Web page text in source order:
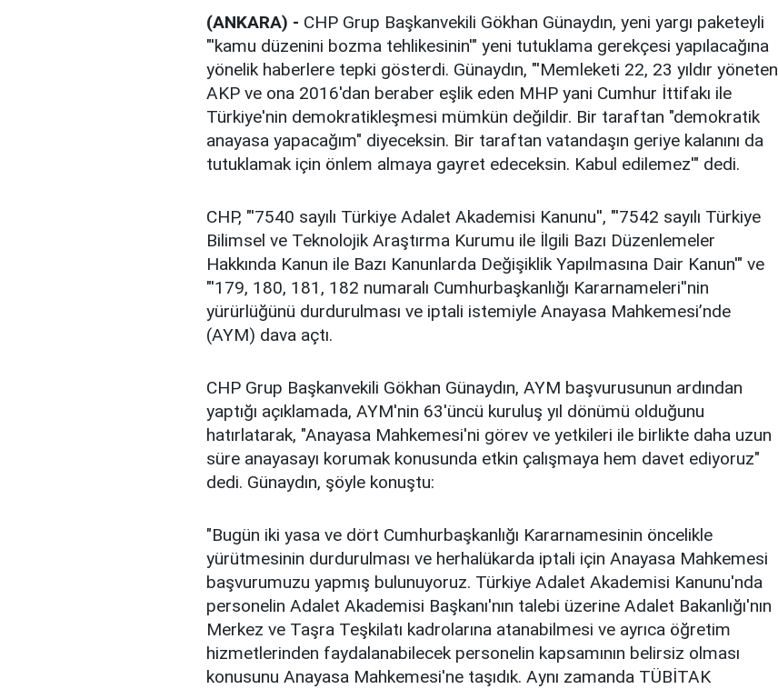
(ANKARA) - CHP Grup Başkanvekili Gökhan Günaydın, yeni yargı paketeyli
"'kamu düzenini bozma tehlikesinin'" yeni tutuklama gerekçesi yapılacağına
yönelik haberlere tepki gösterdi. Günaydın, "'Memleketi 22, 23 yıldır yöneten
AKP ve ona 2016'dan beraber eşlik eden MHP yani Cumhur İttifakı ile
Türkiye'nin demokratikleşmesi mümkün değildir. Bir taraftan "demokratik
anayasa yapacağım" diyeceksin. Bir taraftan vatandaşın geriye kalanını da
tutuklamak için önlem almaya gayret edeceksin. Kabul edilemez'" dedi.
CHP, "'7540 sayılı Türkiye Adalet Akademisi Kanunu'', "'7542 sayılı Türkiye
Bilimsel ve Teknolojik Araştırma Kurumu ile İlgili Bazı Düzenlemeler
Hakkında Kanun ile Bazı Kanunlarda Değişiklik Yapılmasına Dair Kanun'" ve
"'179, 180, 181, 182 numaralı Cumhurbaşkanlığı Kararnameleri''nin
yürürlüğünü durdurulması ve iptali istemiyle Anayasa Mahkemesi’nde
(AYM) dava açtı.
CHP Grup Başkanvekili Gökhan Günaydın, AYM başvurusunun ardından
yaptığı açıklamada, AYM'nin 63'üncü kuruluş yıl dönümü olduğunu
hatırlatarak, "Anayasa Mahkemesi'ni görev ve yetkileri ile birlikte daha uzun
süre anayasayı korumak konusunda etkin çalışmaya hem davet ediyoruz"
dedi. Günaydın, şöyle konuştu:
"Bugün iki yasa ve dört Cumhurbaşkanlığı Kararnamesinin öncelikle
yürütmesinin durdurulması ve herhalükarda iptali için Anayasa Mahkemesi
başvurumuzu yapmış bulunuyoruz. Türkiye Adalet Akademisi Kanunu'nda
personelin Adalet Akademisi Başkanı'nın talebi üzerine Adalet Bakanlığı'nın
Merkez ve Taşra Teşkilatı kadrolarına atanabilmesi ve ayrıca öğretim
hizmetlerinden faydalanabilecek personelin kapsamının belirsiz olması
konusunu Anayasa Mahkemesi'ne taşıdık. Aynı zamanda TÜBİTAK